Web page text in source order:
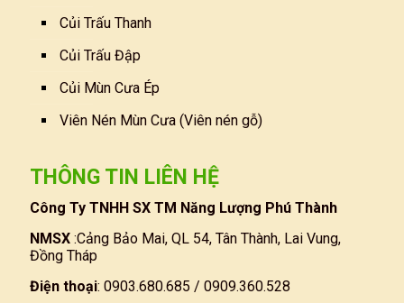
Củi Trấu Thanh
Củi Trấu Đập
Củi Mùn Cưa Ép
Viên Nén Mùn Cưa (Viên nén gỗ)
THÔNG TIN LIÊN HỆ
Công Ty TNHH SX TM Năng Lượng Phú Thành
NMSX :Cảng Bảo Mai, QL 54, Tân Thành, Lai Vung,
Đồng Tháp
Điện thoại: 0903.680.685 / 0909.360.528